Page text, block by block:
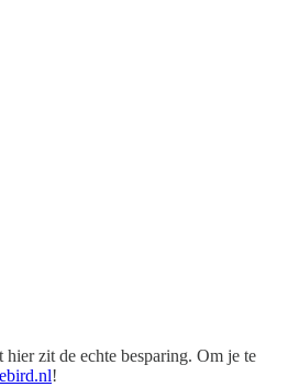
zit de echte besparing. Om je te
!